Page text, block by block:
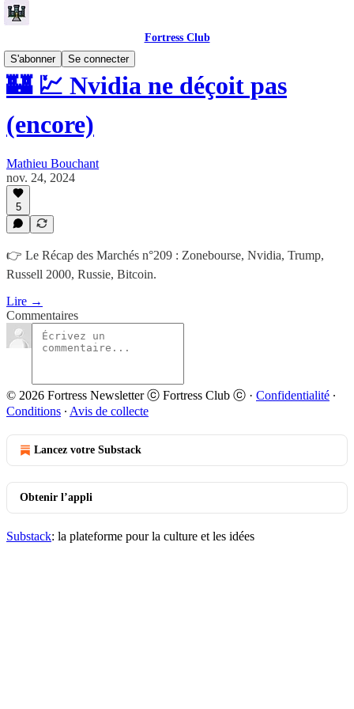
Fortress Club
S'abonner
Se connecter
🏰 💹 Nvidia ne déçoit pas
(encore)
Mathieu Bouchant
nov. 24, 2024
5
👉 Le Récap des Marchés n°209 : Zonebourse, Nvidia, Trump,
Russell 2000, Russie, Bitcoin.
Lire →
Commentaires
© 2026 Fortress Newsletter ⓒ Fortress Club ⓒ · Confidentialité ∙
Conditions ∙ Avis de collecte
Lancez votre Substack
Obtenir l’appli
Substack: la plateforme pour la culture et les idées